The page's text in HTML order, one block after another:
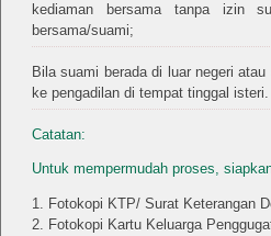
kediaman bersama tanpa izin
bersama/suami;
Bila suami berada di luar negeri
ke pengadilan di tempat tinggal isteri.
Catatan:
Untuk mempermudah proses,
Fotokopi KTP/ Surat Keterangan
Fotokopi Kartu Keluarga